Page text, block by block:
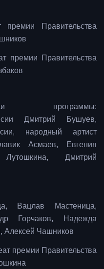
Правительства
премии Правительства
программы:
Дмитрий Бушуев,
народный артист
Асмаев, Евгения
Дмитрий
Вацлав Мастеница,
Горчаков, Надежда
Алексей Чашников
премии Правительства